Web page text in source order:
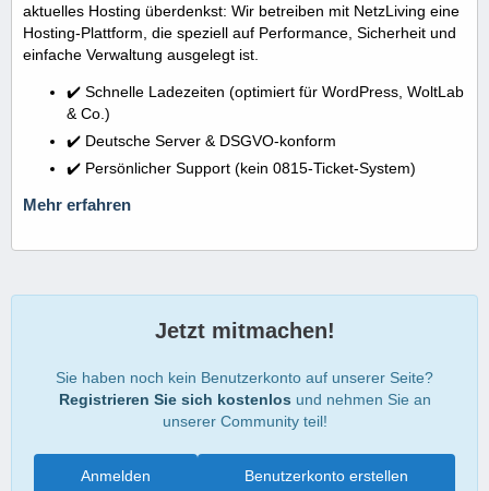
aktuelles Hosting überdenkst: Wir betreiben mit NetzLiving eine
Hosting-Plattform, die speziell auf Performance, Sicherheit und
einfache Verwaltung ausgelegt ist.
✔️ Schnelle Ladezeiten (optimiert für WordPress, WoltLab
& Co.)
✔️ Deutsche Server & DSGVO-konform
✔️ Persönlicher Support (kein 0815-Ticket-System)
Mehr erfahren
Jetzt mitmachen!
Sie haben noch kein Benutzerkonto auf unserer Seite?
Registrieren Sie sich kostenlos und nehmen Sie an
unserer Community teil!
Benutzerkonto erstellen
Anmelden